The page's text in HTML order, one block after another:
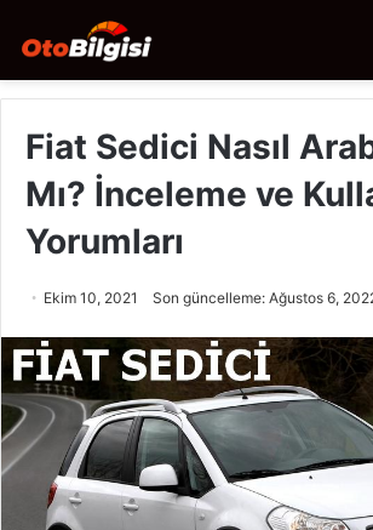
Fiat Sedici Nasıl
Mı? İnceleme ve
Yorumları
Ekim 10, 2021 Son güncelleme: Ağustos 6,